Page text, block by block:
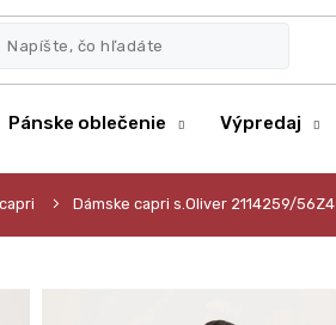
Pánske oblečenie Výpredaj
Dámske capri s.Oliver 2114259/56Z4